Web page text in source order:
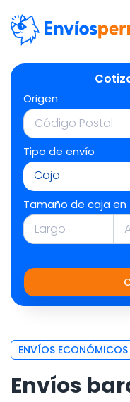
Origen
Tipo de envío
Caja
Tamaño de caja
ENVÍOS
Envíos